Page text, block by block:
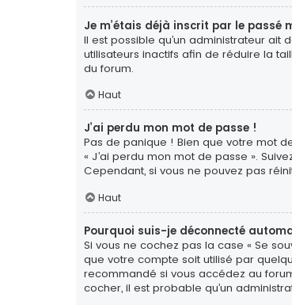
Je m’étais déjà inscrit par le passé
Il est possible qu’un administrateur
utilisateurs inactifs afin de réduire la
du forum.
Haut
J’ai perdu mon mot de passe !
Pas de panique ! Bien que votre mot
« J’ai perdu mon mot de passe ».
Cependant, si vous ne pouvez pas
Haut
Pourquoi suis-je déconnecté
Si vous ne cochez pas la case « Se
que votre compte soit utilisé par
recommandé si vous accédez au
cocher, il est probable qu’un